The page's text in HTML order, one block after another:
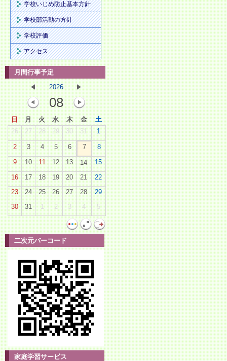
学校いじめ防止基本方針
学校部活動の方針
学校評価
アクセス
月間行事予定
2026
08
日 月 火 水 木 金
土
26
27 28 29 30 31 1
2 3 4 5 6 7
8
9
10 11 12 13 14
15
16
17 18 19 20 21
22
23
24 25 26 27 28
29
30
31 1 2 3 4 5
二次元バーコード
家庭学習サービス